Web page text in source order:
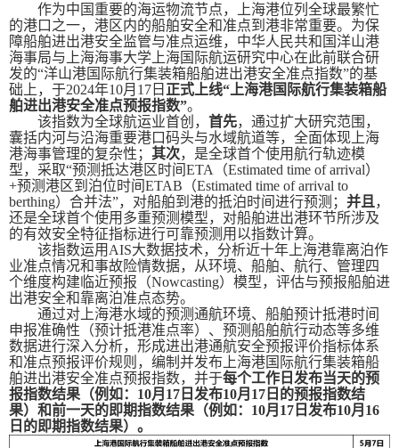
作为中国重要的海运物流节点，上海港位列全球最繁忙
的港口之一，港区内的船舶安全和准点到港非常重要。为保
障船舶进出港安全监管与准点运维，中华人民共和国洋山港
海事局与上海海事大学上海国际航运研究中心在此前联合研
发的“洋山港国际航行集装箱船舶进出港安全准点指数”的基
础上，于2024年10月 17 日 正式上线“上海港国际航行集装箱船
舶进出港安全准点预报指数”。
该指数为全球航运业首创， 首先，通过扩大研究范围，
囊括内河与沿海重要港口码头与水域航道等，全面体现上海
港海事管理的复杂性； 其次，是全球首个使用航行轨迹模
型，采取“预测抵达港区时间ETA （Estimated time of arrival）
+预测港区到泊位时间ETAB （Estimated time of arrival to
berthing）合并法”，对船舶到港的抵泊时间进行预测； 并且 ，
还是全球首个使用多重预测模型，对船舶进出港环节所涉及
的有效安全特征指标进行可靠预测用以指数计算。
该指数运用 AIS大数据技术，分析近十年上海港靠离泊作
业准点情况和事故险情数据，从环境、船舶、航行、管理四
个维度构建临近预报（Nowcasting）模型，评估与预报船舶进
出港安全和靠离泊准点态势。
通过对上海港水域的预测通航环境、船舶预计抵港时间
申报准确性（预计抵港准点率）、预测船舶航行动态等多维
数据进行深入分析，形成进出港通航安全预报评价指标体系
和准点预报评价规则，编制并发布上海港国际航行集装箱船
舶进出港安全准点预报指数，并于每个工作日发布当天的预
报指数结果（例如： 10月 17 日发布10月 17 日的预报指数结
果）和前一天的即期指数结果（例如： 10月 17 日发布10月 16
日的即期指数结果）。